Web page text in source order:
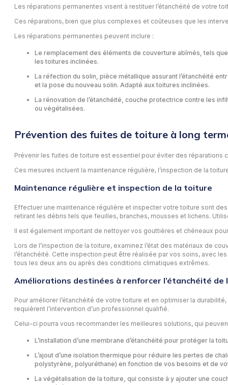
Les réparations permanentes visent à restituer l’étanchéité de votre
Ces réparations, bien que plus complexes et coûteuses que les
Les réparations permanentes peuvent inclure :
Le remplacement des éléments de couverture abîmés, tels
les toitures inclinées.
La réfection du solin, pièce métallique assurant l’étanchéité
et la pose du nouveau solin. Adapté aux toitures inclinées.
La rénovation de l’étanchéité, couche protectrice contre les
ou végétalisées.
Prévention des fuites de toiture à long
Prévenir les fuites de toiture est essentiel pour éviter des
Ces mesures incluent la maintenance régulière, l’inspection de la
Maintenance régulière et inspection de la toiture
Effectuer une maintenance régulière et inspecter votre toiture sont
retirant les débris tels que feuilles, branches, mousses et lichens.
Il est également important de nettoyer vos gouttières et chéneaux
Lors de l’inspection de la toiture, examinez l’état des matériaux de
l’étanchéité. Cette inspection peut être réalisée par vos soins, avec
tous les deux ans ou après des conditions climatiques extrêmes.
Améliorations destinées à renforcer l’étanchéité de
Pour améliorer l’étanchéité de votre toiture et en optimiser la
requièrent l’intervention d’un professionnel qualifié.
Celui-ci pourra vous recommander les meilleures solutions, qui
L’installation d’une membrane d’étanchéité pour protéger la
L’ajout d’une isolation thermique pour réduire les pertes de
polystyrène, polyuréthane) en fonction de vos besoins et de
La végétalisation de la toiture, qui consiste à y ajouter une